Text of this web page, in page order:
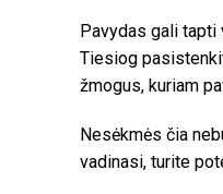
Pavydas gali tapti
Tiesiog
žmogus, kuriam
Nesėkmės čia
vadinasi, turite